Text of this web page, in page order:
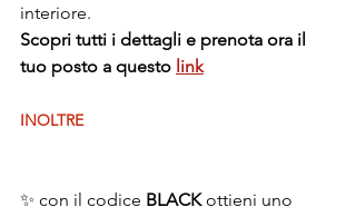
interiore.
Scopri tutti i dettagli e prenota ora il
tuo posto a questo link
INOLTRE
✨ con il codice BLACK ottieni uno